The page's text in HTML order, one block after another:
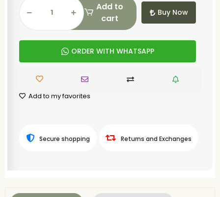
Add to
cart
Buy Now
ORDER WITH WHATSAPP
Add to my favorites
Secure shopping Returns and Exchanges